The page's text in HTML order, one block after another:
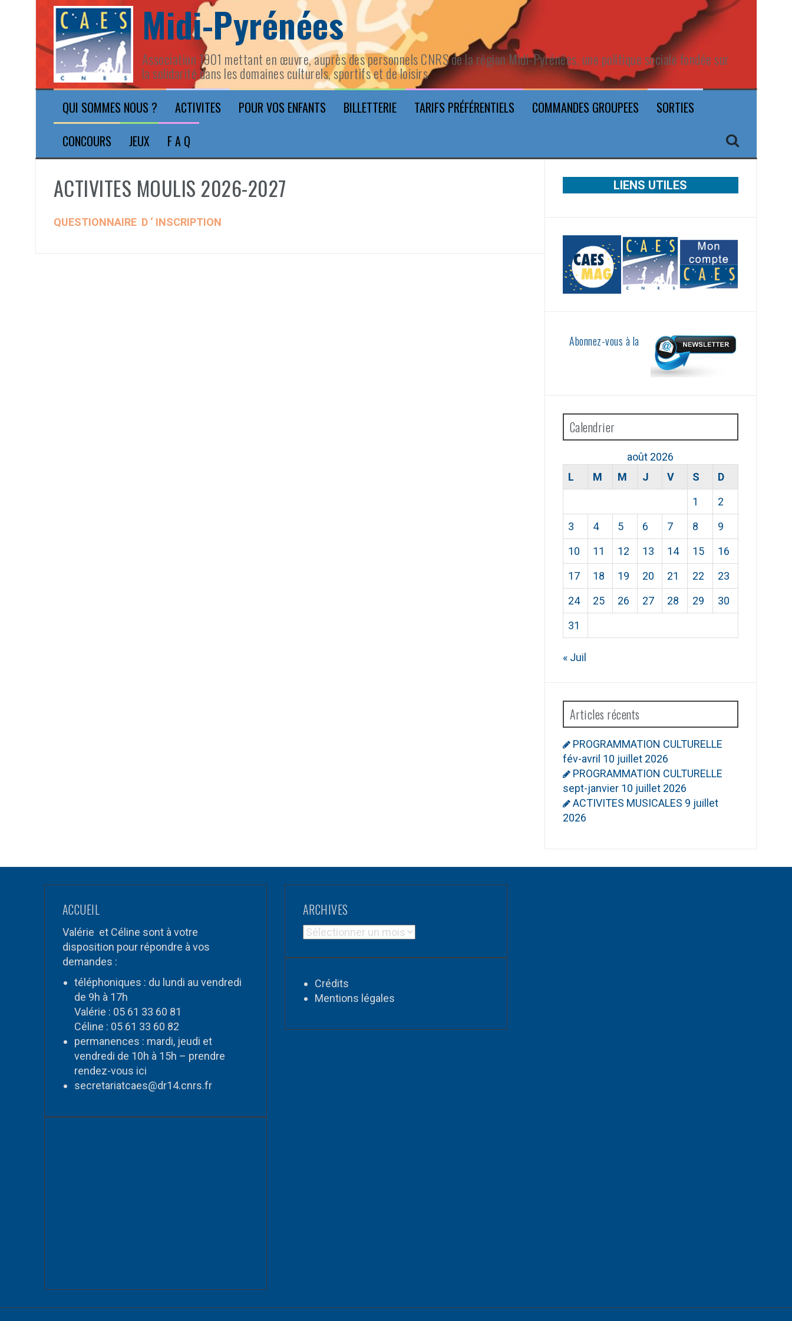
Midi-Pyrénées
Association 1901 mettant en œuvre, auprès des personnels CNRS de la région Midi-Pyrénées, une politique sociale fondée sur
la solidarité dans les domaines culturels, sportifs et de loisirs
QUI SOMMES NOUS ? ACTIVITES POUR VOS ENFANTS BILLETTERIE TARIFS PRÉFÉRENTIELS COMMANDES GROUPEES
SORTIES
CONCOURS
JEUX F A Q
ACTIVITES MOULIS 2026-2027
QUESTIONNAIRE D ‘ INSCRIPTION
LIENS UTILES
Abonnez-vous à la
Calendrier
août 2026
L
M M J V S
D
1
2
3
4 5 6 7 8
9
10
11 12 13 14 15
16
17
18 19 20 21 22
23
24
25 26 27 28 29
30
31
« Juil
Articles récents
PROGRAMMATION CULTURELLE
fév-avril 10 juillet 2026
PROGRAMMATION CULTURELLE
sept-janvier 10 juillet 2026
ACTIVITES MUSICALES 9 juillet
2026
ACCUEIL
Valérie et Céline sont à votre
disposition pour répondre à vos
demandes :
téléphoniques : du lundi au vendredi
de 9h à 17h
Valérie : 05 61 33 60 81
Céline : 05 61 33 60 82
permanences : mardi, jeudi et
vendredi de 10h à 15h – prendre
rendez-vous ici
secretariatcaes@dr14.cnrs.fr
ARCHIVES
ARCHIVES
Crédits
Mentions légales